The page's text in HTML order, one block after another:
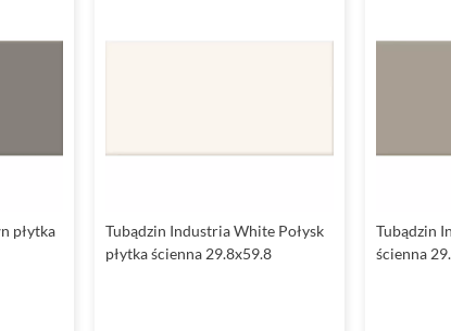
płytka
Tubądzin Industria White Połysk
płytka ścienna 29.8x59.8
Tubądzin
ścienna